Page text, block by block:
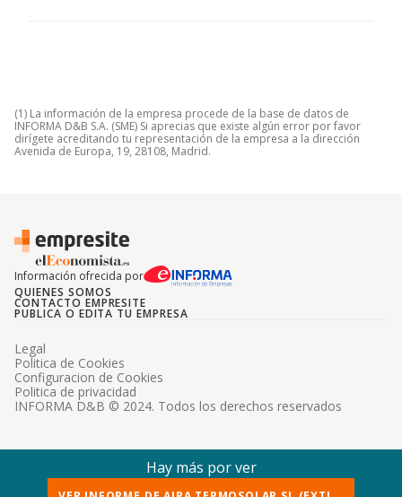
(1) La información de la empresa procede de la base de datos de
INFORMA D&B S.A. (SME) Si aprecias que existe algún error por favor
dirígete acreditando tu representación de la empresa a la dirección
Avenida de Europa, 19, 28108, Madrid.
Información ofrecida por
QUIENES SOMOS
CONTACTO EMPRESITE
PUBLICA O EDITA TU EMPRESA
INFORMA D&B © 2024. Todos los derechos reservados
Legal
Politica de Cookies
Configuracion de Cookies
Politica de privacidad
Hay más por ver